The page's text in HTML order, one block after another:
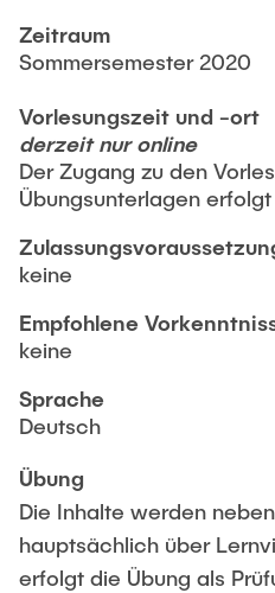
Leon Grothmann, M.Sc.,
Stella Rauscher, M.Sc.
Leon Lührs, M.Sc.
Ellen Friederichs
Guest researcher
Dr. Bernd-Oliver Heine
Alumni
Sebastian Achter
Dr. Mark Schmidt
Dr. Jannick Plähn
Dr. Clemens Harten
Dr. Daniel Chorzelski
Internes und Externes
Controlling
Simulationsmethoden
Grundlagen der BWL
Forschungsseminar
Projektseminar
Masterarbeiten Kolloquium
CONTACT
NEWS
Zeitraum
Sommersemester 2020
Vorlesungszeit und -ort
derzeit nur online
Der Zugang zu den
Übungsunterlagen erfolgt
keine
Empfohlene
keine
Sprache
Deutsch
Übung
Die Inhalte werden
hauptsächlich über
erfolgt die Übung als